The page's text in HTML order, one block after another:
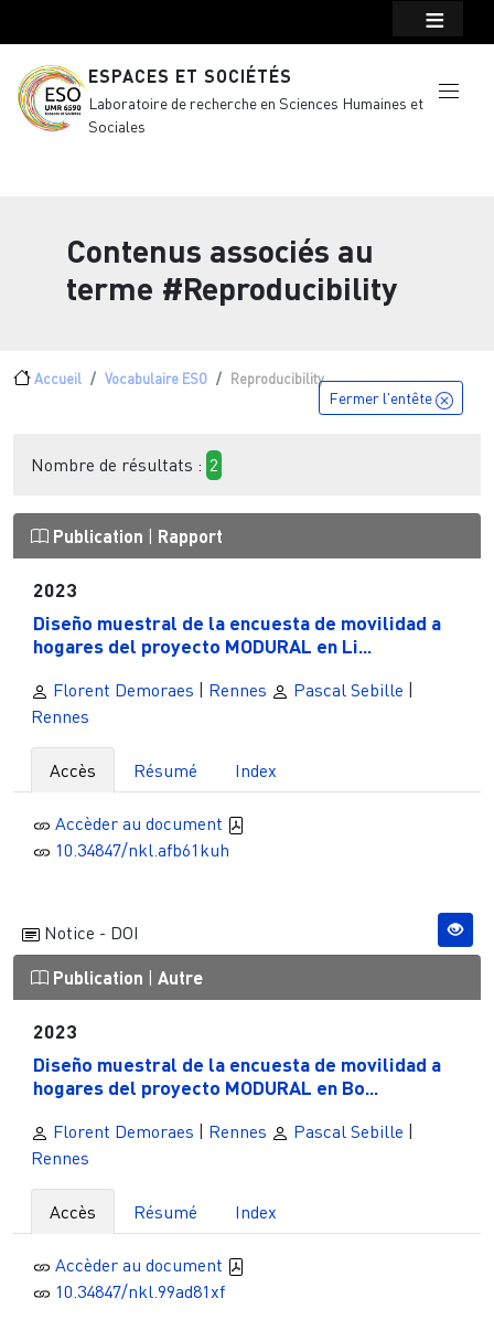
ESPACES ET SOCIÉTÉS
Laboratoire de recherche en Sciences Humaines et
Sociales
Contenus associés au
terme #Reproducibility
Fil d'Ariane
Accueil Vocabulaire ESO Reproducibility
Fermer l'entête
Nombre de résultats : 2
Publication Rapport
2023
Diseño muestral de la encuesta de movilidad a
hogares del proyecto MODURAL en Li...
Florent Demoraes | Rennes Pascal Sebille |
Rennes
Accès Résumé Index
Accèder au document
10.34847/nkl.afb61kuh
Notice - DOI
Publication Autre
2023
Diseño muestral de la encuesta de movilidad a
hogares del proyecto MODURAL en Bo...
Florent Demoraes | Rennes Pascal Sebille |
Rennes
Accès Résumé Index
Accèder au document
10.34847/nkl.99ad81xf